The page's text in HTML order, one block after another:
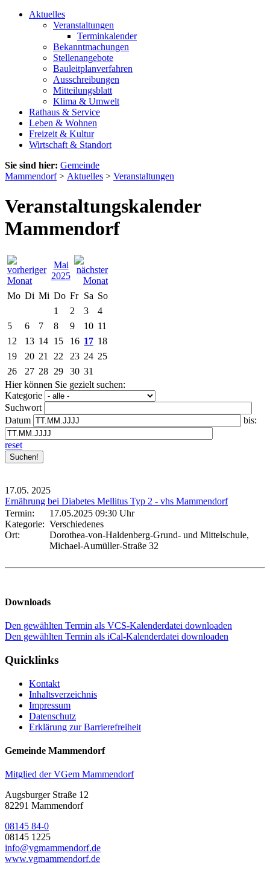
Aktuelles
Veranstaltungen
Terminkalender
Bekanntmachungen
Stellenangebote
Bauleitplanverfahren
Ausschreibungen
Mitteilungsblatt
Klima & Umwelt
Rathaus & Service
Leben & Wohnen
Freizeit & Kultur
Wirtschaft & Standort
Sie sind hier: Gemeinde
Mammendorf> Aktuelles > Veranstaltungen
Veranstaltungskalender
Mammendorf
Mai
2025
Mo Di Mi Do Fr Sa So
1
2 3
4
5
6 7 8 9 10 11
12
13 14 15 16 17 18
19
20 21 22 23 24 25
26
27 28 29 30 31
Hier können Sie gezielt suchen:
Kategorie
Suchwort
Datum
bis:
reset
17.05. 2025
Ernährung bei Diabetes Mellitus Typ 2 - vhs Mammendorf
Termin:
17.05.2025 09:30 Uhr
Kategorie: Verschiedenes
Ort:
Dorothea-von-Haldenberg-Grund- und Mittelschule,
Michael-Aumüller-Straße 32
Downloads
Den gewählten Termin als VCS-Kalenderdatei downloaden
Den gewählten Termin als iCal-Kalenderdatei downloaden
Quicklinks
Kontakt
Inhaltsverzeichnis
Impressum
Datenschutz
Erklärung zur Barrierefreiheit
Gemeinde Mammendorf
Mitglied der VGem Mammendorf
Augsburger Straße 12
82291 Mammendorf
08145 84-0
08145 1225
info@vgmammendorf.de
www.vgmammendorf.de